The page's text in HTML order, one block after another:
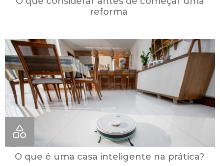
reforma
O que é uma casa inteligente na prática?